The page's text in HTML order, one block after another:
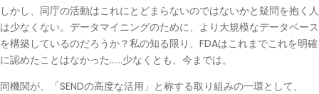
しかし、同庁の活動はこれにとどまらないのではないかと疑問を抱く人
は少なくない。データマイニングのために、より大規模なデータベース
を構築しているのだろうか？私の知る限り、FDAはこれまでこれを明確
に認めたことはなかった……少なくとも、今までは。
同機関が、「SENDの高度な活用」と称する取り組みの一環として、